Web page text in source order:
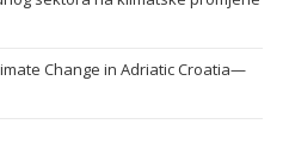
Change in Adriatic Croatia—